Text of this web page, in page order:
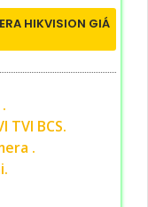
HIKVISION GIÁ
TVI BCS.
.